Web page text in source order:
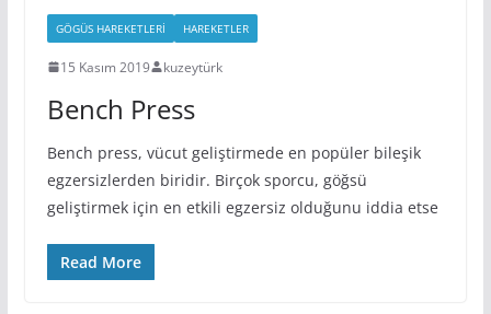
GÖGÜS HAREKETLERI HAREKETLER
15 Kasım 2019 kuzeytürk
Bench Press
Bench press, vücut geliştirmede en popüler bileşik
egzersizlerden biridir. Birçok sporcu, göğsü
geliştirmek için en etkili egzersiz olduğunu iddia etse
Read More